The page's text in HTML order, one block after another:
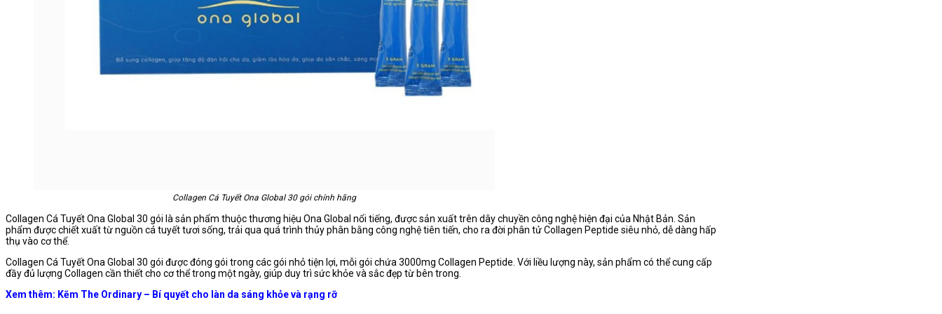
Collagen Cá Tuyết Ona Global 30 gói chính hãng
Collagen Cá Tuyết Ona Global 30 gói là sản phẩm thuộc thương hiệu Ona Global nổi tiếng, được sản xuất trên dây chuyền công nghệ hiện đại của Nhật Bản. Sản
phẩm được chiết xuất từ nguồn cá tuyết tươi sống, trải qua quá trình thủy phân bằng công nghệ tiên tiến, cho ra đời phân tử Collagen Peptide siêu nhỏ, dễ dàng hấp
thụ vào cơ thể.
Collagen Cá Tuyết Ona Global 30 gói được đóng gói trong các gói nhỏ tiện lợi, mỗi gói chứa 3000mg Collagen Peptide. Với liều lượng này, sản phẩm có thể cung cấp
đầy đủ lượng Collagen cần thiết cho cơ thể trong một ngày, giúp duy trì sức khỏe và sắc đẹp từ bên trong.
Xem thêm: Kẽm The Ordinary – Bí quyết cho làn da sáng khỏe và rạng rỡ